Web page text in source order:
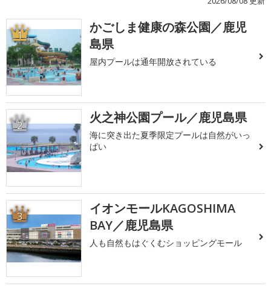
1
かごしま健康の森公園／鹿児
島県
屋内プールは通年開放されている
2 火之神公園プール／鹿児島県
海に突き出た夏季限定プールは自然がいっ
ぱい
3
イオンモールKAGOSHIMA
BAY／鹿児島県
人も自然もはぐくむショッピングモール